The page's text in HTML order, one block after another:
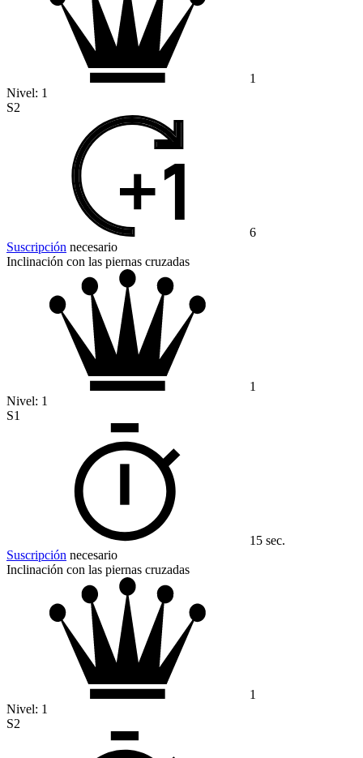
1
Nivel: 1
S2
6
Suscripción necesario
Inclinación con las piernas cruzadas
1
Nivel: 1
S1
15 sec.
Suscripción necesario
Inclinación con las piernas cruzadas
1
Nivel: 1
S2